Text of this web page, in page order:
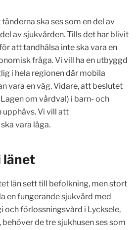
ska ses som en del av
av sjukvården. Tills det har blivit
att tandhälsa inte ska vara en
fråga. Vi vill ha en utbyggd
i hela regionen där mobila
vara en väg. Vidare, att beslutet
om vårdval) i barn- och
Vi vill att
vara låga.
länet
län sett till befolkning, men stort
en fungerande sjukvård med
förlossningsvård i Lycksele,
de tre sjukhusen ses som